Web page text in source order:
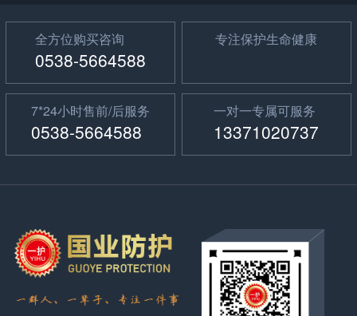
全方位购买咨询
0538-5664588
专注保护生命健康
7*24小时售前/后服务
0538-5664588
一对一专属可服务
13371020737